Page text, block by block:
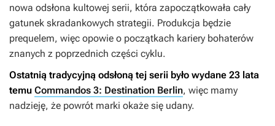
nowa odsłona kultowej serii, która zapoczątkowała cały
gatunek skradankowych strategii. Produkcja będzie
prequelem, więc opowie o początkach kariery bohaterów
znanych z poprzednich części cyklu.
Ostatnią tradycyjną odsłoną tej serii było wydane 23 lata
temu Commandos 3: Destination Berlin, więc mamy
nadzieję, że powrót marki okaże się udany.